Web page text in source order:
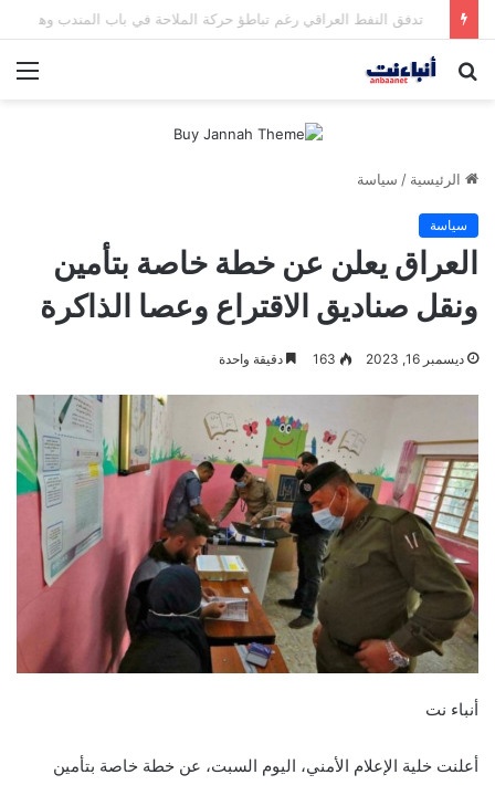
مقتل شخصين وإصابة 5 في إطلاق نار بمهرجان بمدينة سياتل الأميركية
بحث
الرئيسية / سياسة
سياسة
العراق يعلن عن خطة خاصة بتأمين
ونقل صناديق الاقتراع وعصا الذاكرة
ديسمبر 16, 2023 163 دقيقة واحدة
أنباء نت
أعلنت خلية الإعلام الأمني، اليوم السبت، عن خطة خاصة بتأمين